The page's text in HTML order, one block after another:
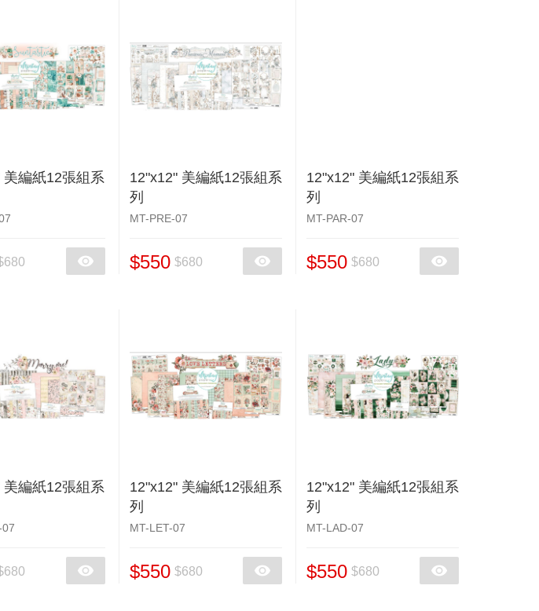
美編紙12張組系
12"x12" 美編紙12張組系
列
MT-PRE-07
$550 $680
12"x12" 美編紙12張組系
列
MT-PAR-07
$550 $680
美編紙12張組系
12"x12" 美編紙12張組系
列
MT-LET-07
$550 $680
12"x12" 美編紙12張組系
列
MT-LAD-07
$550 $680